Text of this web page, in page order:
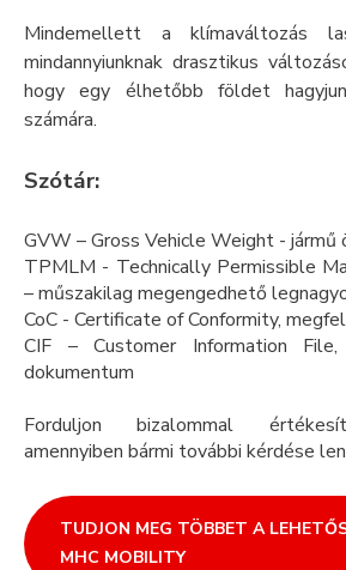
Mindemellett a klímaváltozás
mindannyiunknak drasztikus
hogy egy élhetőbb földet
számára.
Szótár:
GVW – Gross Vehicle Weight - jármű
TPMLM - Technically Permissible
– műszakilag megengedhető
CoC - Certificate of Conformity,
CIF – Customer Information File,
dokumentum
Forduljon bizalommal
amennyiben bármi további kérdése
TUDJON MEG TÖBBET A
MHC MOBILITY